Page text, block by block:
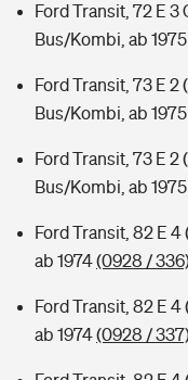
Ford Transit, 72 E 3
Bus/Kombi, ab 1975
Ford Transit, 73 E 2
Bus/Kombi, ab 1975
Ford Transit, 73 E 2
Bus/Kombi, ab 1975
Ford Transit, 82 E 4
ab 1974(0928 /
Ford Transit, 82 E 4
ab 1974(0928 /